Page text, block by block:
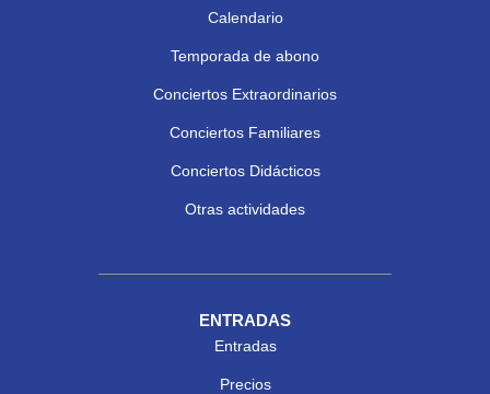
Calendario
Temporada de abono
Conciertos Extraordinarios
Conciertos Familiares
Conciertos Didácticos
Otras actividades
ENTRADAS
Entradas
Precios